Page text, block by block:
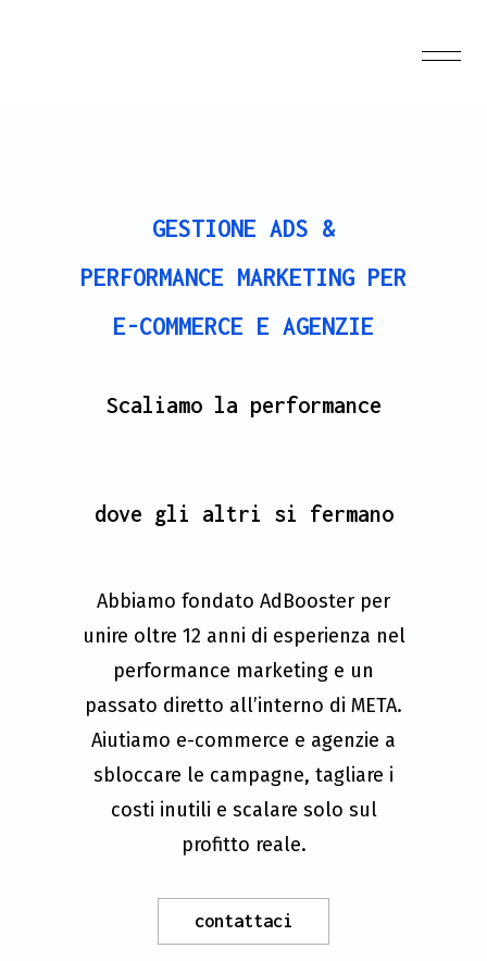
GESTIONE ADS &
PERFORMANCE MARKETING PER
E-COMMERCE E AGENZIE
Scaliamo la performance
dove gli altri si fermano
Abbiamo fondato AdBooster per
unire oltre 12 anni di esperienza nel
performance marketing e un
passato diretto all’interno di META.
Aiutiamo e-commerce e agenzie a
sbloccare le campagne, tagliare i
costi inutili e scalare solo sul
profitto reale.
contattaci